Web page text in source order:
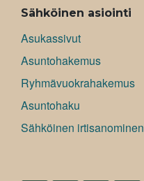
Sähköinen asiointi
Asukassivut
Asuntohakemus
Ryhmävuokrahakemus
Asuntohaku
Sähköinen irtisanominen